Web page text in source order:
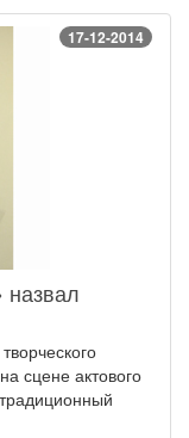
17-12-2014
назвал
сцене актового